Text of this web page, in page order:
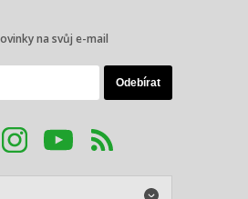
na svůj e-mail